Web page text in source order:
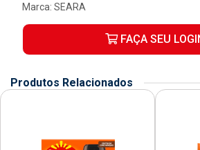
Marca: SEARA
FAÇA SEU
Produtos Relacionados